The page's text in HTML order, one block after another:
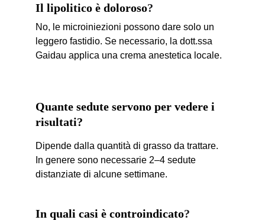
Il lipolitico è doloroso?
No, le microiniezioni possono dare solo un
leggero fastidio. Se necessario, la dott.ssa
Gaidau applica una crema anestetica locale.
Quante sedute servono per vedere i
risultati?
Dipende dalla quantità di grasso da trattare.
In genere sono necessarie 2–4 sedute
distanziate di alcune settimane.
In quali casi è controindicato?